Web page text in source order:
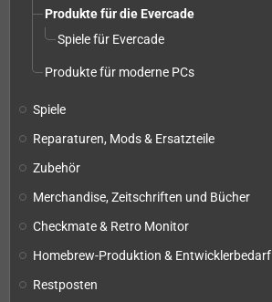
Produkte für die Evercade
Spiele für Evercade
Produkte für moderne PCs
Spiele
Reparaturen, Mods & Ersatzteile
Zubehör
Merchandise, Zeitschriften und Bücher
Checkmate & Retro Monitor
Homebrew-Produktion & Entwicklerbedarf
Restposten